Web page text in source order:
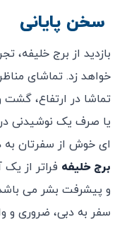
سخن پایانی
بازدید از برج خلیفه،
خواهد زد. تماشای
تماشا در ارتفاع،
یا صرف یک نوشیدنی
ای خوش از سفرتان به
برج خلیفه فراتر از
و پیشرفت بشر می
سفر به دبی، ضروری